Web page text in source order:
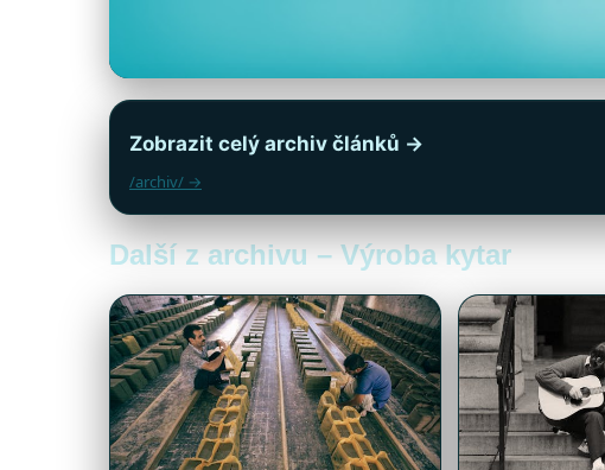
Zobrazit celý archiv článků →
/archiv/ →
Další z archivu – Výroba kytar